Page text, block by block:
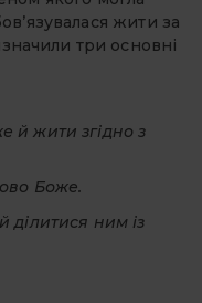
жити за
три основні
й жити згідно з
Боже.
ділитися ним із